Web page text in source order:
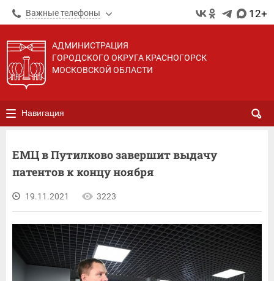
Важные телефоны 12+
АДМИНИСТРАЦИЯ
ГОРОДСКОГО ОКРУГА КРАСНОГОРСК
МОСКОВСКОЙ ОБЛАСТИ
Навигация
ЕМЦ в Путилково завершит выдачу
патентов к концу ноября
19.11.2021 3223